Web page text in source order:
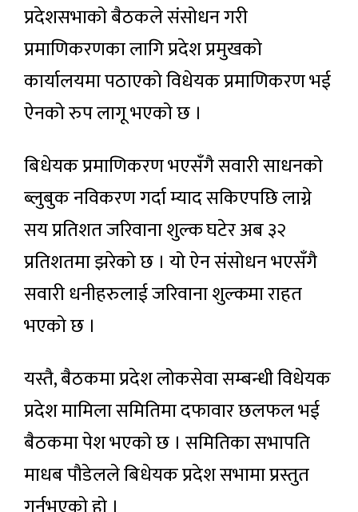
प्रदेशसभाको बैठकले संसोधन गरी
प्रमाणिकरणका लागि प्रदेश प्रमुखको
कार्यालयमा पठाएको विधेयक प्रमाणिकरण भई
ऐनको रुप लागू भएको छ ।
बिधेयक प्रमाणिकरण भएसँगै सवारी साधनको
ब्लुबुक नविकरण गर्दा म्याद सकिएपछि लाग्ने
सय प्रतिशत जरिवाना शुल्क घटेर अब ३२
प्रतिशतमा झरेको छ । यो ऐन संसोधन भएसँगै
सवारी धनीहरुलाई जरिवाना शुल्कमा राहत
भएको छ ।
यस्तै, बैठकमा प्रदेश लोकसेवा सम्बन्धी विधेयक
प्रदेश मामिला समितिमा दफावार छलफल भई
बैठकमा पेश भएको छ । समितिका सभापति
माधब पौडेलले बिधेयक प्रदेश सभामा प्रस्तुत